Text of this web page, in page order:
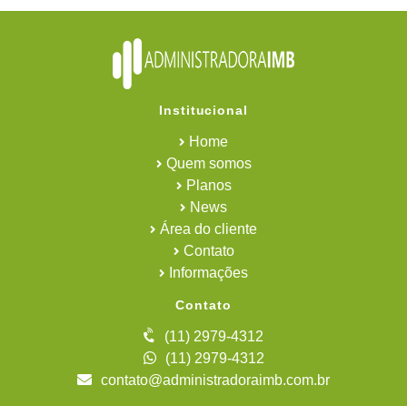
Institucional
Home
Quem somos
Planos
News
Área do cliente
Contato
Informações
Contato
(11) 2979-4312
(11) 2979-4312
contato@administradoraimb.com.br